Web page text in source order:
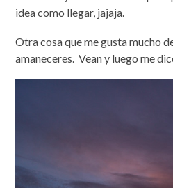
idea como llegar, jajaja.
Otra cosa que me gusta mucho
amaneceres. Vean y luego me